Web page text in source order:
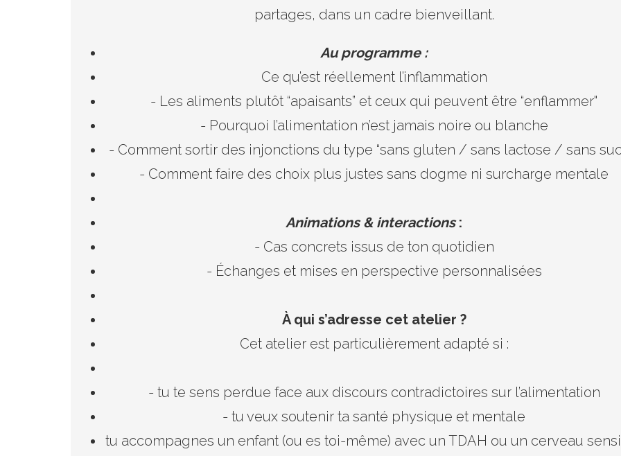
partages, dans un cadre bienveillant.
Au programme :
Ce qu’est réellement l’inflammation
- Les aliments plutôt “apaisants” et ceux qui peuvent être “enflammer"
- Pourquoi l’alimentation n’est jamais noire ou blanche
- Comment sortir des injonctions du type “sans gluten / sans lactose / sans
- Comment faire des choix plus justes sans dogme ni surcharge mentale
Animations & interactions:
- Cas concrets issus de ton quotidien
- Échanges et mises en perspective personnalisées
À qui s’adresse cet atelier ?
Cet atelier est particulièrement adapté si :
- tu te sens perdue face aux discours contradictoires sur l’alimentation
- tu veux soutenir ta santé physique et mentale
tu accompagnes un enfant (ou es toi-même) avec un TDAH ou un cerveau